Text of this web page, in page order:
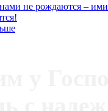
не рождаются – ими